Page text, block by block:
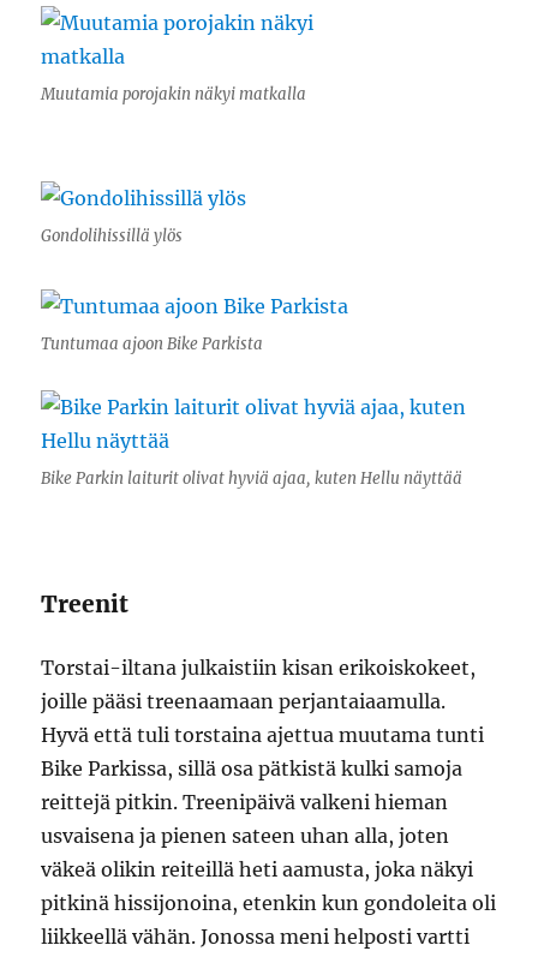
Muutamia porojakin näkyi matkalla
Gondolihissillä ylös
Tuntumaa ajoon Bike Parkista
Bike Parkin laiturit olivat hyviä ajaa, kuten Hellu näyttää
Treenit
Torstai-iltana julkaistiin kisan erikoiskokeet,
joille pääsi treenaamaan perjantaiaamulla.
Hyvä että tuli torstaina ajettua muutama tunti
Bike Parkissa, sillä osa pätkistä kulki samoja
reittejä pitkin. Treenipäivä valkeni hieman
usvaisena ja pienen sateen uhan alla, joten
väkeä olikin reiteillä heti aamusta, joka näkyi
pitkinä hissijonoina, etenkin kun gondoleita oli
liikkeellä vähän. Jonossa meni helposti vartti